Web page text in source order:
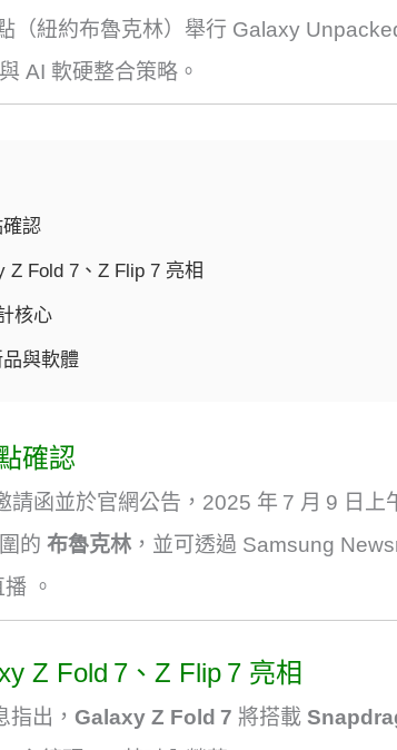
（紐約布魯克林）舉行 Galaxy
AI 軟硬整合策略。
認
Z Fold 7、Z Flip 7 亮相
核心
與軟體
確認
請函並於官網公告，2025 年 7 月 9 日上
的 布魯克林 ，並可透過 Samsung
播 。
Z Fold 7、Z Flip 7 亮相
出， Galaxy Z Fold 7 將搭載